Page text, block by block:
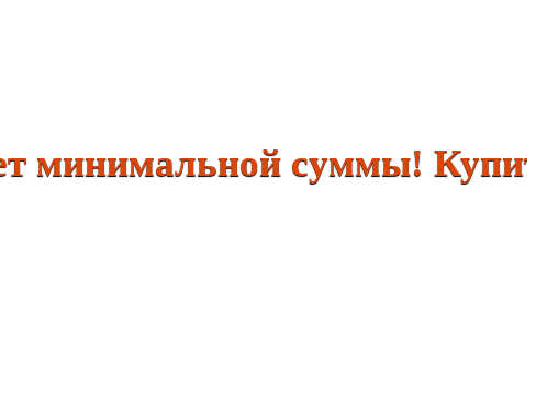
суммы! Купить